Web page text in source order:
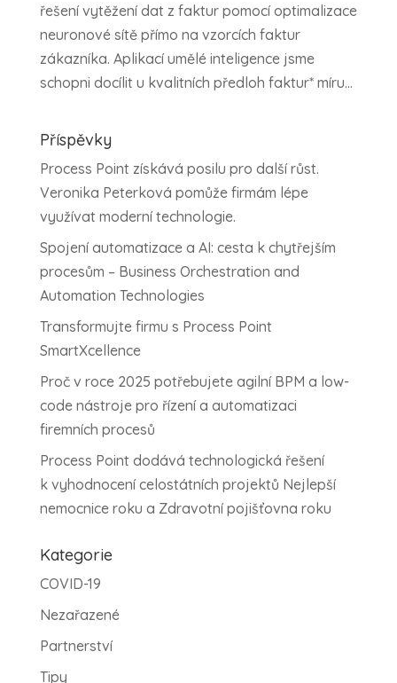
řešení vytěžení dat z faktur pomocí optimalizace
neuronové sítě přímo na vzorcích faktur
zákazníka. Aplikací umělé inteligence jsme
schopni docílit u kvalitních předloh faktur* míru...
Příspěvky
Process Point získává posilu pro další růst.
Veronika Peterková pomůže firmám lépe
využívat moderní technologie.
Spojení automatizace a AI: cesta k chytřejším
procesům – Business Orchestration and
Automation Technologies
Transformujte firmu s Process Point
SmartXcellence
Proč v roce 2025 potřebujete agilní BPM a low-
code nástroje pro řízení a automatizaci
firemních procesů
Process Point dodává technologická řešení
k vyhodnocení celostátních projektů Nejlepší
nemocnice roku a Zdravotní pojišťovna roku
Kategorie
COVID-19
Nezařazené
Partnerství
Tipy